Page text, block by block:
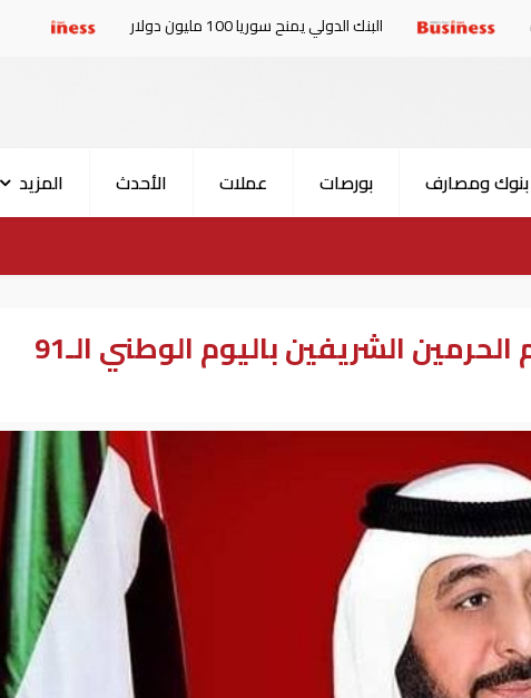
البنك الدولي يمنح سوريا 100 مليون دولار الإمارات
بنوك ومصارف بورصات عملات الأحدث المزيد
رئيس الإمارات يهنئ خادم الحرمين الشريفين باليوم الوطني الـ91